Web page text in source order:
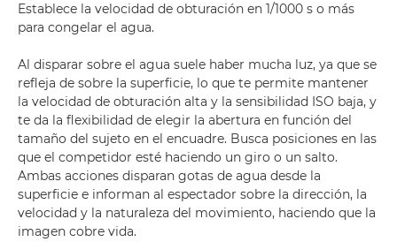
Establece la velocidad de obturación en 1/1000 s o más
para congelar el agua.
Al disparar sobre el agua suele haber mucha luz, ya que se
refleja de sobre la superficie, lo que te permite mantener
la velocidad de obturación alta y la sensibilidad ISO baja, y
te da la flexibilidad de elegir la abertura en función del
tamaño del sujeto en el encuadre. Busca posiciones en las
que el competidor esté haciendo un giro o un salto.
Ambas acciones disparan gotas de agua desde la
superficie e informan al espectador sobre la dirección, la
velocidad y la naturaleza del movimiento, haciendo que la
imagen cobre vida.